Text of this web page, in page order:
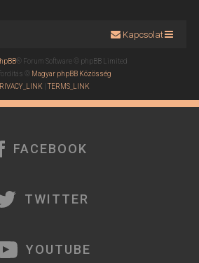
Kapcsolat
® Forum Software © phpBB Limited
© Magyar phpBB Közösség
|TERMS_LINK
FACEBOOK
TWITTER
YOUTUBE